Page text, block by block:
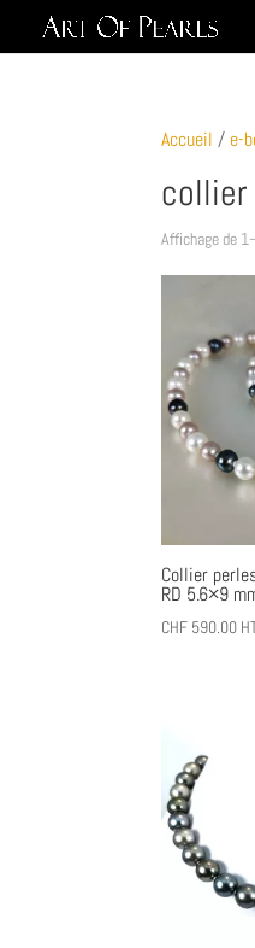
Accueil / e-
collier
Affichage de
Collier
RD 5.6×9
CHF 590.00